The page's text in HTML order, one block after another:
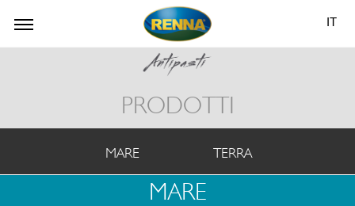
IT
PRODOTTI
MARE TERRA
MARE